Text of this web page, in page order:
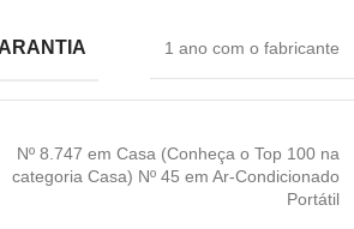
1 ano com o fabricante
Nº 8.747 em Casa (Conheça o Top 100 na
categoria Casa) Nº 45 em Ar-Condicionado
Portátil